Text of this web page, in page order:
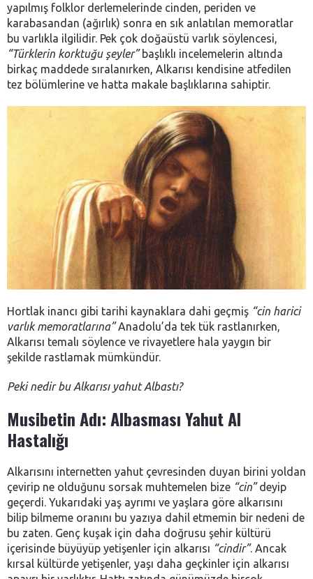
yapılmış folklor derlemelerinde cinden, periden ve
karabasandan (ağırlık) sonra en sık anlatılan memoratlar
bu varlıkla ilgilidir. Pek çok doğaüstü varlık söylencesi,
“Türklerin korktuğu şeyler”başlıklı incelemelerin altında
birkaç maddede sıralanırken, Alkarısı kendisine atfedilen
tez bölümlerine ve hatta makale başlıklarına sahiptir.
Hortlak inancı gibi tarihi kaynaklara dahi geçmiş “cin harici
varlık memoratlarına”Anadolu’da tek tük rastlanırken,
Alkarısı temalı söylence ve rivayetlere hala yaygın bir
şekilde rastlamak mümkündür.
Peki nedir bu Alkarısı yahut Albastı?
Musibetin Adı: Albasması Yahut Al
Hastalığı
Alkarısını internetten yahut çevresinden duyan birini yoldan
çevirip ne olduğunu sorsak muhtemelen bize “cin”deyip
geçerdi. Yukarıdaki yaş ayrımı ve yaşlara göre alkarısını
bilip bilmeme oranını bu yazıya dahil etmemin bir nedeni de
bu zaten. Genç kuşak için daha doğrusu şehir kültürü
içerisinde büyüyüp yetişenler için alkarısı “cindir”. Ancak
kırsal kültürde yetişenler, yaşı daha geçkinler için alkarısı